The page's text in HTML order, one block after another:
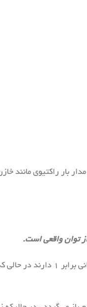
بار راکتیوی مانند
از توان واقعی است.
مدارهایی که شامل مصرف‌کننده‌های کاملاً مقاومتی هستند (مانند